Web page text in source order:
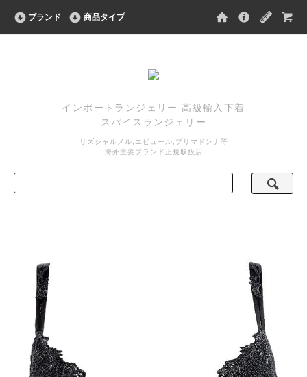
ブランド 商品タイプ
インポートランジェリー 高級輸入下着
スパイスランジェリー
リズシャルメル,エピュール,プリマドンナ等
海外主要ブランド正規取扱店